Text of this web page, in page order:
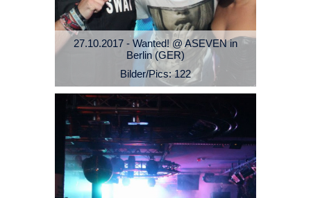
27.10.2017 - Wanted! @ ASEVEN in
Berlin (GER)
Bilder/Pics: 122